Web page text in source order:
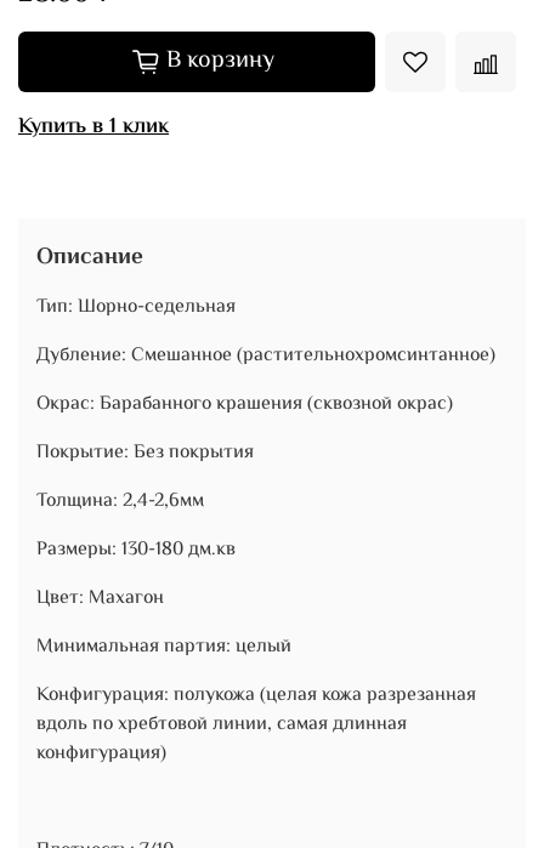
В корзину
Купить в 1 клик
Описание
Тип: Шорно-седельная
Дубление: Смешанное (растительнохромсинтанное)
Окрас: Барабанного крашения (сквозной окрас)
Покрытие: Без покрытия
Толщина: 2,4-2,6мм
Размеры: 130-180 дм.кв
Цвет: Махагон
Минимальная партия: целый
Конфигурация: полукожа (целая кожа разрезанная
вдоль по хребтовой линии, самая длинная
конфигурация)